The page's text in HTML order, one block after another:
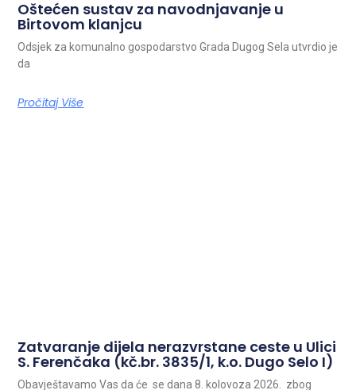
Oštećen sustav za navodnjavanje u
Birtovom klanjcu
Odsjek za komunalno gospodarstvo Grada Dugog Sela utvrdio je
da
Pročitaj Više
Zatvaranje dijela nerazvrstane ceste u Ulici
S. Ferenčaka (kč.br. 3835/1, k.o. Dugo Selo I)
Obavještavamo Vas da će se dana 8. kolovoza 2026. zbog